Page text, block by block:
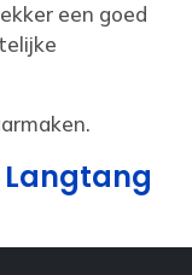
een goed
Langtang